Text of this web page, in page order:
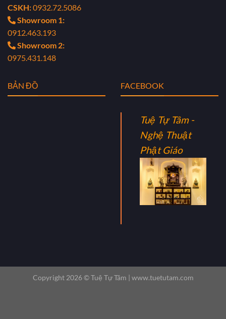
CSKH:0932.72.5086
Showroom 1:
0912.463.193
Showroom 2:
0975.431.148
BẢN ĐỒ FACEBOOK
Tuệ Tự Tâm -
Nghệ Thuật
Phật Giáo
Copyright 2026 ©Tuệ Tự Tâm | www.tuetutam.com